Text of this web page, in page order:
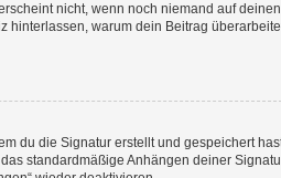
nicht, wenn noch niemand auf
hinterlassen, warum dein Beitrag
du die Signatur erstellt und gespeichert
standardmäßige Anhängen deiner